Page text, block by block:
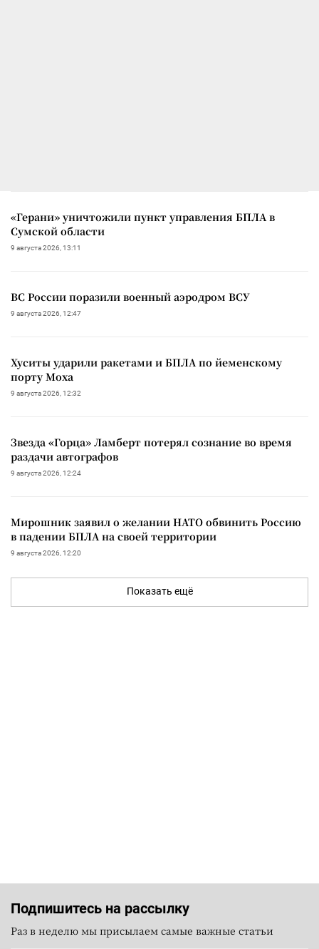
«Герани» уничтожили пункт управления БПЛА в
Сумской области
9 августа 2026, 13:11
ВС России поразили военный аэродром ВСУ
9 августа 2026, 12:47
Хуситы ударили ракетами и БПЛА по йеменскому
порту Моха
9 августа 2026, 12:32
Звезда «Горца» Ламберт потерял сознание во время
раздачи автографов
9 августа 2026, 12:24
Мирошник заявил о желании НАТО обвинить Россию
в падении БПЛА на своей территории
9 августа 2026, 12:20
Показать ещё
Подпишитесь на рассылку
Раз в неделю мы присылаем самые важные статьи